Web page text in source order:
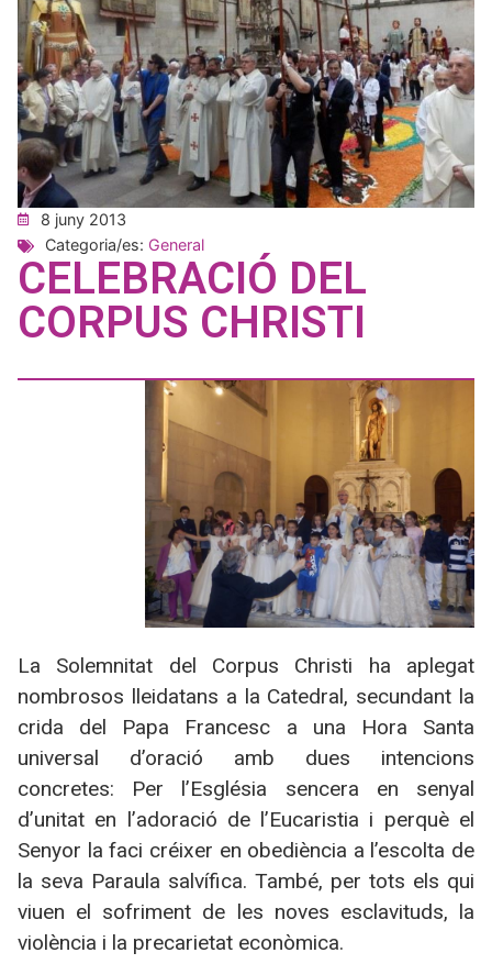
8 juny 2013
Categoria/es: General
CELEBRACIÓ DEL
CORPUS CHRISTI
La Solemnitat del Corpus Christi ha aplegat
nombrosos lleidatans a la Catedral, secundant la
crida del Papa Francesc a una Hora Santa
universal d’oració amb dues intencions
concretes: Per l’Església sencera en senyal
d’unitat en l’adoració de l’Eucaristia i perquè el
Senyor la faci créixer en obediència a l’escolta de
la seva Paraula salvífica. També, per tots els qui
viuen el sofriment de les noves esclavituds, la
violència i la precarietat econòmica.